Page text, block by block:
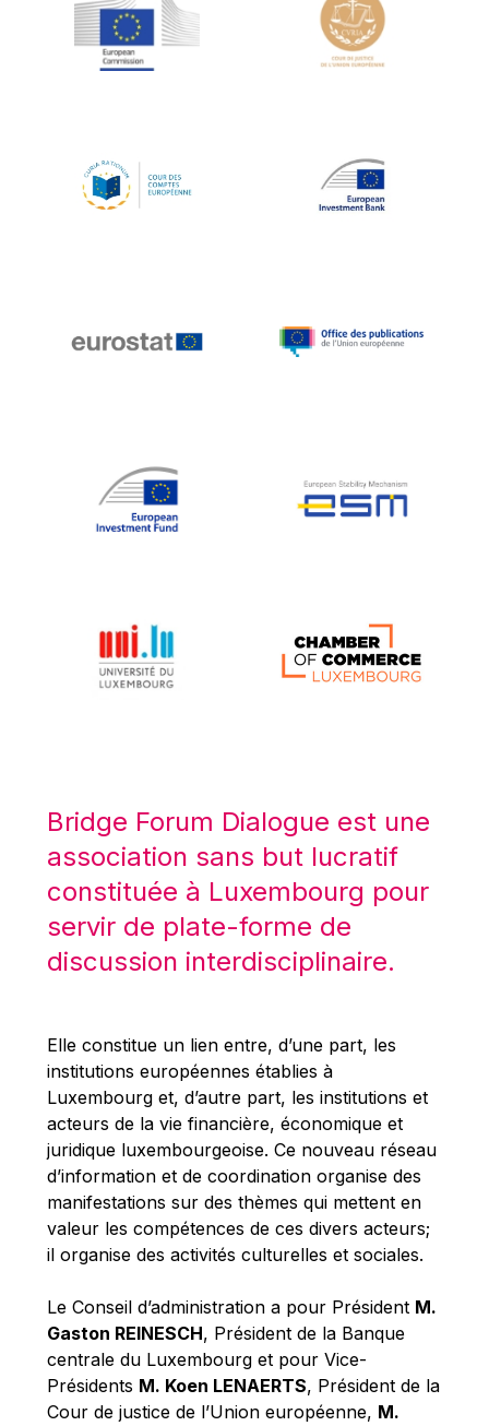
Jean-Louis Schiltz
Jean-Victor Louis
Johnny Åkerholm
Katharien L.C. Hunt
Klaus-Heiner Lehne
Koen LENAERTS
Lars Heikensten
Lucas Papademos
Máire Geoghegan-Quinn
Mario Centeno
Mario Monti
Maroš ŠEFČOVIČ
Martin Bailey
Martine Reicherts
Michael Sohlman
Michel Goedert
Mireille Delmas-Marty
Nobuo Tanaka
Otmar Issing
Paolo Mengozzi
Paschal Donohoe
Pat Cox
Patrizia Nanz
Philippe Maystadt
Pierre Gramegna
Bridge Forum Dialogue est une
association sans but lucratif
constituée à Luxembourg pour
servir de plate-forme de
discussion interdisciplinaire.
Elle constitue un lien entre, d’une part, les
institutions européennes établies à
Luxembourg et, d’autre part, les institutions et
acteurs de la vie financière, économique et
juridique luxembourgeoise. Ce nouveau réseau
d’information et de coordination organise des
manifestations sur des thèmes qui mettent en
valeur les compétences de ces divers acteurs;
il organise des activités culturelles et sociales.
Le Conseil d’administration a pour Président M.
Gaston REINESCH, Président de la Banque
centrale du Luxembourg et pour Vice-
Présidents M. Koen LENAERTS, Président de la
Cour de justice de l’Union européenne, M.